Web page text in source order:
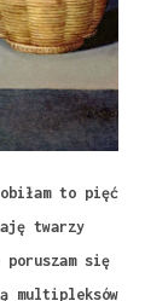
to pięć
twarzy
się
multipleksów